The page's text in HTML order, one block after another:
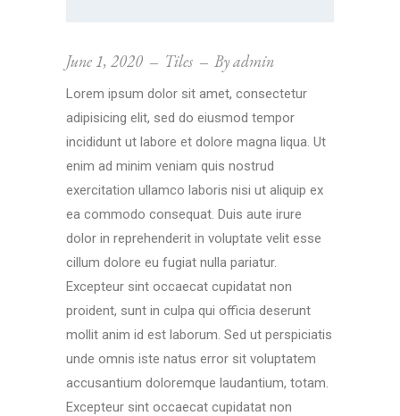
June 1, 2020 Tiles Byadmin
Lorem ipsum dolor sit amet, consectetur
adipisicing elit, sed do eiusmod tempor
incididunt ut labore et dolore magna liqua. Ut
enim ad minim veniam quis nostrud
exercitation ullamco laboris nisi ut aliquip ex
ea commodo consequat. Duis aute irure
dolor in reprehenderit in voluptate velit esse
cillum dolore eu fugiat nulla pariatur.
Excepteur sint occaecat cupidatat non
proident, sunt in culpa qui officia deserunt
mollit anim id est laborum. Sed ut perspiciatis
unde omnis iste natus error sit voluptatem
accusantium doloremque laudantium, totam.
Excepteur sint occaecat cupidatat non